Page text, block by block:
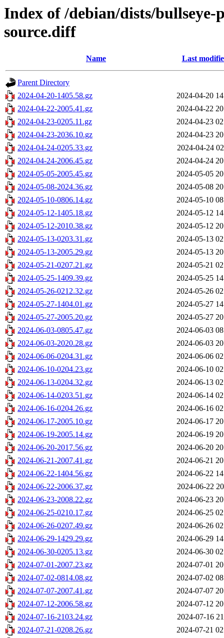
Index of /debian/dists/
source.diff
Name Last
Parent Directory
2024-04-20-1405.58.gz
2024-04-20
2024-04-22-2005.41.gz
2024-04-22
2024-04-23-0205.11.gz
2024-04-23
2024-04-23-2036.10.gz
2024-04-23
2024-04-24-0205.33.gz
2024-04-24
2024-04-24-2006.45.gz
2024-04-24
2024-05-05-2005.45.gz
2024-05-05
2024-05-08-2024.36.gz
2024-05-08
2024-05-10-0806.14.gz
2024-05-10
2024-05-12-1405.18.gz
2024-05-12
2024-05-12-2010.38.gz
2024-05-12
2024-05-13-0203.31.gz
2024-05-13
2024-05-13-2005.29.gz
2024-05-13
2024-05-21-0207.21.gz
2024-05-21
2024-05-25-1409.39.gz
2024-05-25
2024-05-26-0212.32.gz
2024-05-26
2024-05-27-1404.01.gz
2024-05-27
2024-05-27-2005.20.gz
2024-05-27
2024-06-03-0805.47.gz
2024-06-03
2024-06-03-2020.28.gz
2024-06-03
2024-06-06-0204.31.gz
2024-06-06
2024-06-10-0204.23.gz
2024-06-10
2024-06-13-0204.32.gz
2024-06-13
2024-06-14-0203.51.gz
2024-06-14
2024-06-16-0204.26.gz
2024-06-16
2024-06-17-2005.10.gz
2024-06-17
2024-06-19-2005.14.gz
2024-06-19
2024-06-20-2017.56.gz
2024-06-20
2024-06-21-2007.41.gz
2024-06-21
2024-06-22-1404.56.gz
2024-06-22
2024-06-22-2006.37.gz
2024-06-22
2024-06-23-2008.22.gz
2024-06-23
2024-06-25-0210.17.gz
2024-06-25
2024-06-26-0207.49.gz
2024-06-26
2024-06-29-1429.29.gz
2024-06-29
2024-06-30-0205.13.gz
2024-06-30
2024-07-01-2007.23.gz
2024-07-01
2024-07-02-0814.08.gz
2024-07-02
2024-07-07-2007.41.gz
2024-07-07
2024-07-12-2006.58.gz
2024-07-12
2024-07-16-2103.24.gz
2024-07-16
2024-07-21-0208.26.gz
2024-07-21